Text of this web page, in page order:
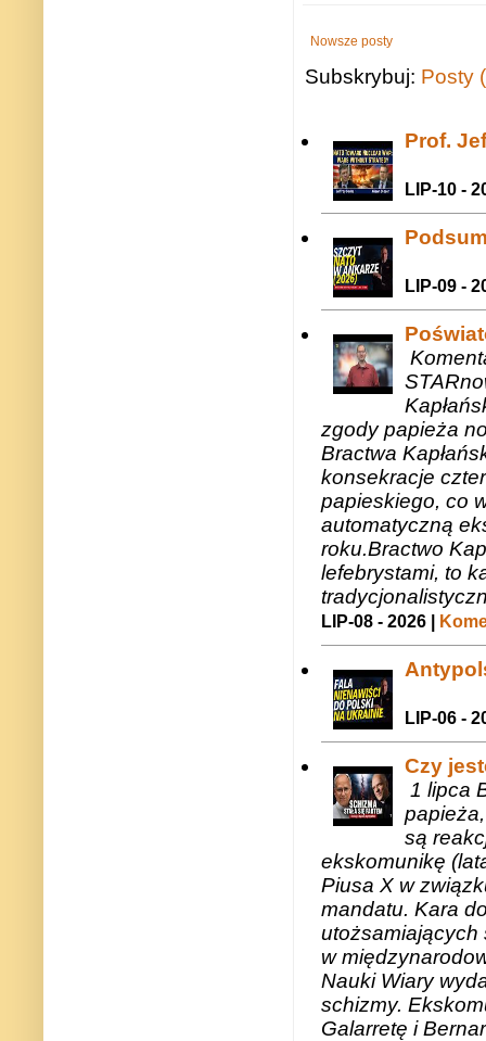
Nowsze posty
Subskrybuj: Posty
Prof.
LIP-10 -
LIP-09 -
zgody papieża
Bractwa
konsekracje
papieskiego, co
automatyczną
roku.Bractwo
lefebrystami, to
LIP-08 - 2026 |
LIP-06 -
Czy
1 lipca
są
ekskomunikę
Piusa X w
mandatu. Kara
utożsamiających
w
Nauki Wiary
schizmy.
Galarretę i